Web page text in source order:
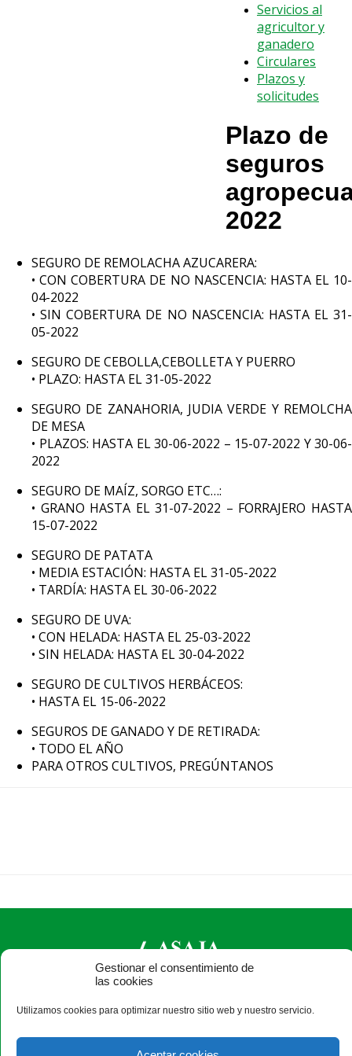
Gestionar el consentimiento de
las cookies
Utilizamos cookies para optimizar nuestro sitio web y nuestro servicio.
Servicios al
agricultor y
ganadero
Circulares
Plazos y
solicitudes
Plazo de
seguros
2022
SEGURO DE REMOLACHA AZUCARERA:
• CON COBERTURA DE NO NASCENCIA: HASTA EL 10-
04-2022
• SIN COBERTURA DE NO NASCENCIA: HASTA EL 31-
05-2022
SEGURO DE CEBOLLA,CEBOLLETA Y PUERRO
• PLAZO: HASTA EL 31-05-2022
SEGURO DE ZANAHORIA, JUDIA VERDE Y REMOLCHA
DE MESA
• PLAZOS: HASTA EL 30-06-2022 – 15-07-2022 Y 30-06-
2022
SEGURO DE MAÍZ, SORGO ETC…:
• GRANO HASTA EL 31-07-2022 – FORRAJERO HASTA
15-07-2022
SEGURO DE PATATA
• MEDIA ESTACIÓN: HASTA EL 31-05-2022
• TARDÍA: HASTA EL 30-06-2022
SEGURO DE UVA:
• CON HELADA: HASTA EL 25-03-2022
• SIN HELADA: HASTA EL 30-04-2022
SEGURO DE CULTIVOS HERBÁCEOS:
• HASTA EL 15-06-2022
SEGUROS DE GANADO Y DE RETIRADA:
• TODO EL AÑO
PARA OTROS CULTIVOS, PREGÚNTANOS
ASAJA Ávila - Jóvenes Agricultores